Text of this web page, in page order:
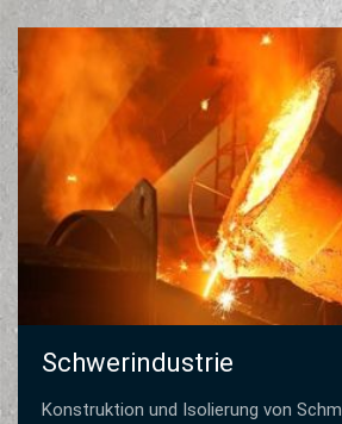
Schwerindustrie
Konstruktion und Isolierung von